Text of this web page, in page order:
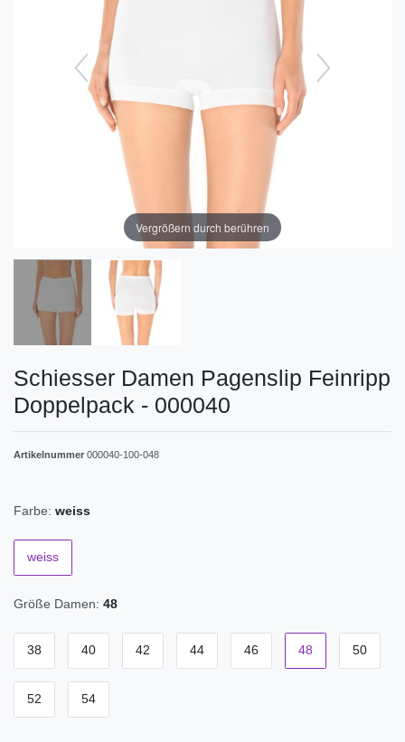
Vergrößern durch berühren
Schiesser Damen Pagenslip Feinripp
Doppelpack - 000040
Artikelnummer 000040-100-048
Farbe: weiss
weiss
Größe Damen: 48
38 40 42 44 46 48 50
52 54